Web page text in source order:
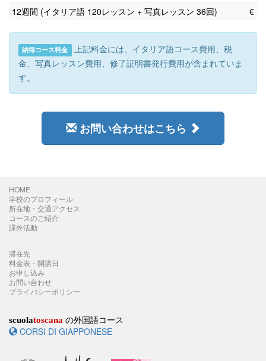
12週間 (イタリア語 120レッスン + 写真レッスン 36回)
€
納得コース料金 上記料金には、イタリア語コース費用、税
金、写真レッスン費用、修了証明書発行費用が含まれていま
す。
お問い合わせはこちら
HOME
学校のプロフィール
所在地・交通アクセス
コースのご紹介
課外活動
滞在先
料金表・開講日
お申し込み
お問い合わせ
プライバシーポリシー
scuolatoscana の外国語コース
CORSI DI GIAPPONESE